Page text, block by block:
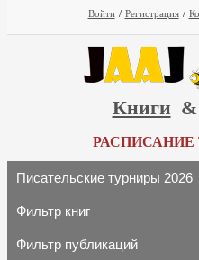
Войти / Регистрация /
Книги &
РАСПИСАНИЕ
Писательские турниры 2026
Фильтр книг
Фильтр публикаций